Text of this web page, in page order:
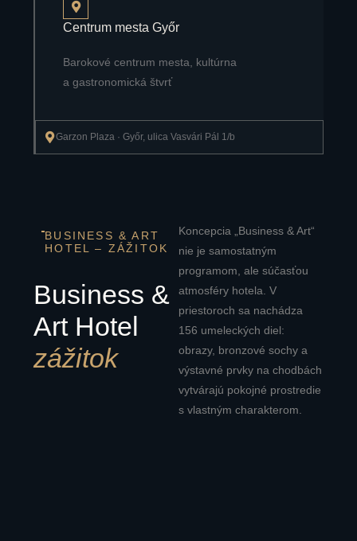
Centrum mesta Győr
Barokové centrum mesta, kultúrna
a gastronomická štvrť
Garzon Plaza · Győr, ulica Vasvári Pál 1/b
BUSINESS & ART
HOTEL – ZÁŽITOK
Business &
Art Hotel
zážitok
Koncepcia „Business & Art“
nie je samostatným
programom, ale súčasťou
atmosféry hotela. V
priestoroch sa nachádza
156 umeleckých diel:
obrazy, bronzové sochy a
výstavné prvky na chodbách
vytvárajú pokojné prostredie
s vlastným charakterom.